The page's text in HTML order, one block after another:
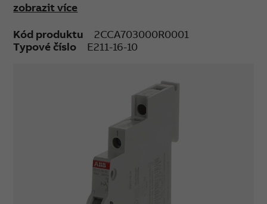
Řada E211
Jmenovitý proud: 16 A
Kontakty: 1NO
Funkce: ON/OFF
Jmenovité napětí: 250 V AC
Jmenovitá frekvence:
zobrazit více
Kód produktu
2CCA703000R0001
Typové číslo
E211-16-10